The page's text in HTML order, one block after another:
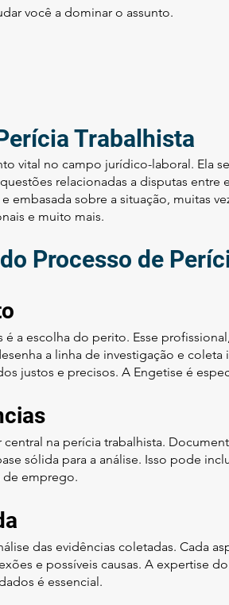
você a dominar o assunto.
Trabalhista
vital no campo jurídico-laboral. Ela
relacionadas a disputas
embasada sobre a situação, muitas
e muito mais.
Processo de
é a escolha do perito. Esse
a linha de investigação e
justos e precisos. A Engetise é
na perícia trabalhista.
sólida para a análise. Isso pode
de emprego.
das evidências coletadas. Cada
e possíveis causas. A expertise
é essencial.